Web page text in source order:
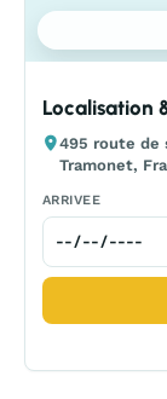
Localisation
495 route de
Tramonet,
ARRIVEE